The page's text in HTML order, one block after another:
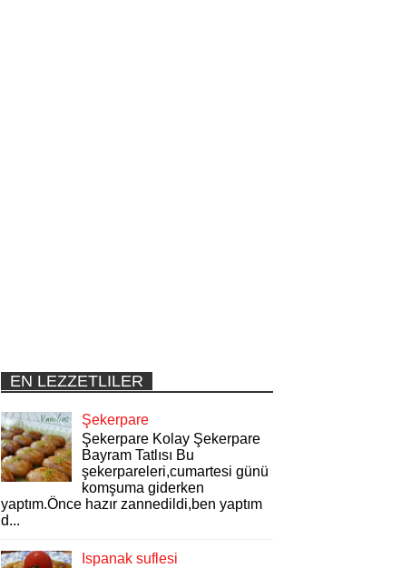
EN LEZZETLILER
Şekerpare
Şekerpare Kolay Şekerpare
Bayram Tatlısı Bu
şekerpareleri,cumartesi günü
komşuma giderken
yaptım.Önce hazır zannedildi,ben yaptım
d...
Ispanak suflesi